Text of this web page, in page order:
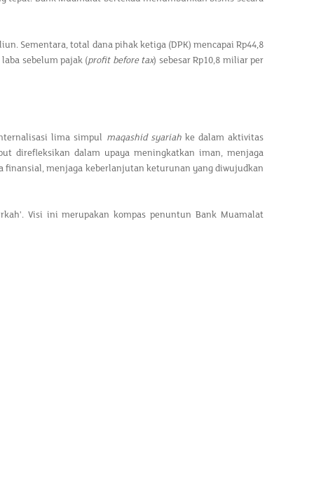
Sementara, total dana pihak ketiga (DPK) mencapai Rp44,8
sebelum pajak (profit before tax) sebesar Rp10,8 miliar per
lima simpul maqashid syariahke dalam aktivitas
direfleksikan dalam upaya meningkatkan iman, menjaga
finansial, menjaga keberlanjutan keturunan yang diwujudkan
Visi ini merupakan kompas penuntun Bank Muamalat